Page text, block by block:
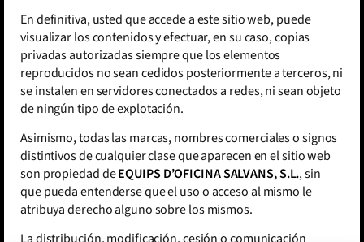
En definitiva, usted que accede a este sitio web, puede
visualizar los contenidos y efectuar, en su caso, copias
privadas autorizadas siempre que los elementos
reproducidos no sean cedidos posteriormente a terceros, ni
se instalen en servidores conectados a redes, ni sean objeto
de ningún tipo de explotación.
Asimismo, todas las marcas, nombres comerciales o signos
distintivos de cualquier clase que aparecen en el sitio web
son propiedad deEQUIPS D’OFICINA SALVANS, S.L., sin
que pueda entenderse que el uso o acceso al mismo le
atribuya derecho alguno sobre los mismos.